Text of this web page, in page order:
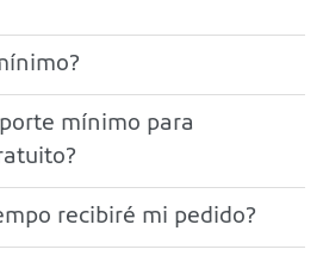
mínimo para
recibiré mi pedido?